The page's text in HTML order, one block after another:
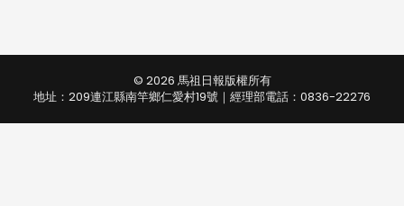
© 2026 馬祖日報版權所有
地址：209連江縣南竿鄉仁愛村19號｜經理部電話：0836-22276